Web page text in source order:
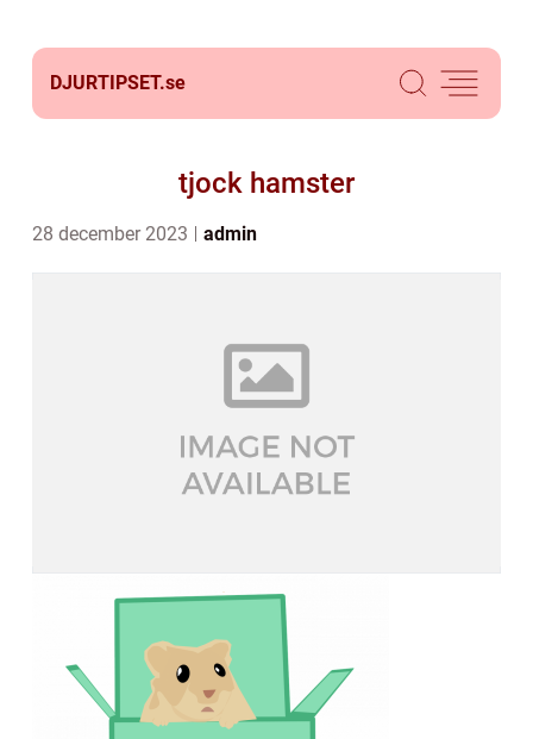
DJURTIPSET.se
tjock hamster
28 december 2023 admin